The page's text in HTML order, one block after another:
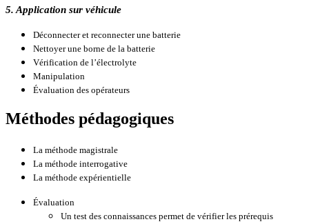
5. Application sur véhicule
Déconnecter et reconnecter une batterie
Nettoyer une borne de la batterie
Vérification de l’électrolyte
Manipulation
Évaluation des opérateurs
Méthodes pédagogiques
La méthode magistrale
La méthode interrogative
La méthode expérientielle
Évaluation
Un test des connaissances permet de vérifier les prérequis